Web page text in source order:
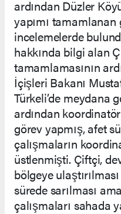
ardından Düzler
yapımı
incelemelerde
hakkında bilgi alan
tamamlamasının
İçişleri Bakanı
Türkeli’de meydana
ardından
görev yapmış, afet
çalışmaların
üstlenmişti. Çiftçi,
bölgeye
sürede sarılması
çalışmaları sahada